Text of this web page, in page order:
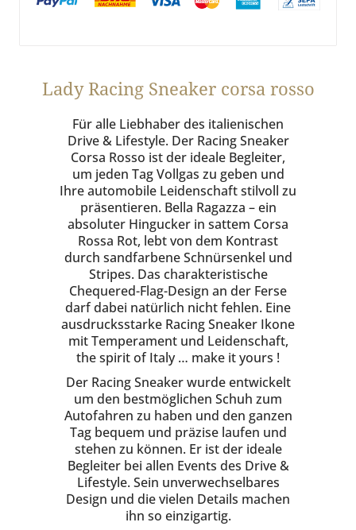
Lady Racing Sneaker corsa rosso
Für alle Liebhaber des italienischen
Drive & Lifestyle. Der Racing Sneaker
Corsa Rosso ist der ideale Begleiter,
um jeden Tag Vollgas zu geben und
Ihre automobile Leidenschaft stilvoll zu
präsentieren. Bella Ragazza – ein
absoluter Hingucker in sattem Corsa
Rossa Rot, lebt von dem Kontrast
durch sandfarbene Schnürsenkel und
Stripes. Das charakteristische
Chequered-Flag-Design an der Ferse
darf dabei natürlich nicht fehlen. Eine
ausdrucksstarke Racing Sneaker Ikone
mit Temperament und Leidenschaft,
the spirit of Italy … make it yours !
Der Racing Sneaker wurde entwickelt
um den bestmöglichen Schuh zum
Autofahren zu haben und den ganzen
Tag bequem und präzise laufen und
stehen zu können. Er ist der ideale
Begleiter bei allen Events des Drive &
Lifestyle. Sein unverwechselbares
Design und die vielen Details machen
ihn so einzigartig.